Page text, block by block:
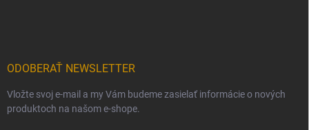
ODOBERAŤ NEWSLETTER
Vložte svoj e-mail a my Vám budeme zasielať informácie o nových
produktoch na našom e-shope.